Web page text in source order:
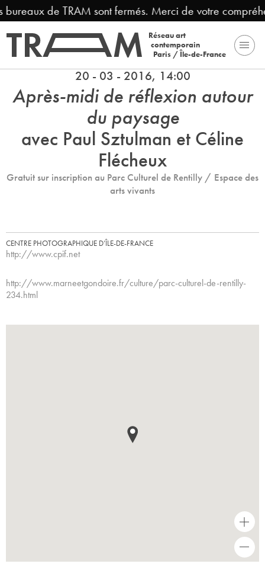
de TRAM sont fermés. Merci de votre
Réseau art
contemporain
Paris / Île-de-France
20 - 03 - 2016, 14:00
Après-midi de réflexion autour
du paysage
avec Paul Sztulman et Céline
Flécheux
Gratuit sur inscription au Parc Culturel de Rentilly / Espace des
arts vivants
CENTRE PHOTOGRAPHIQUE D’ÎLE-DE-FRANCE
http://www.cpif.net
http://www.marneetgondoire.fr/culture/parc-culturel-de-rentilly-
234.html
+